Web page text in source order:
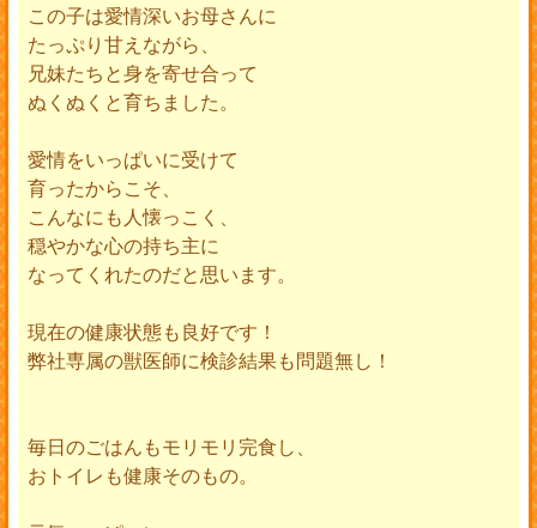
この子は愛情深いお母さんに
たっぷり甘えながら、
兄妹たちと身を寄せ合って
ぬくぬくと育ちました。
愛情をいっぱいに受けて
育ったからこそ、
こんなにも人懐っこく、
穏やかな心の持ち主に
なってくれたのだと思います。
現在の健康状態も良好です！
弊社専属の獣医師に検診結果も問題無し！
毎日のごはんもモリモリ完食し、
おトイレも健康そのもの。